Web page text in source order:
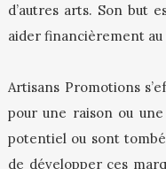
d’autres arts. Son but
aider financièrement
Artisans Promotions
pour une raison ou
potentiel ou sont
de développer ces